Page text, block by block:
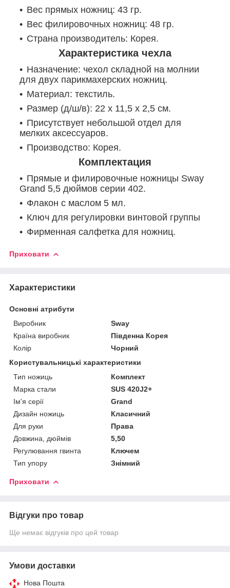
Вес прямых ножниц: 43 гр.
Вес филировочных ножниц: 48 гр.
Страна производитель: Корея.
Характеристика чехла
Назначение: чехол складной на молнии
для двух парикмахерских ножниц.
Материал: текстиль.
Размер (д/ш/в): 22 х 11,5 х 2,5 см.
Присутствует небольшой отдел для
мелких аксессуаров.
Производство: Корея.
Комплектация
Прямые и филировочные ножницы Sway
Grand 5,5 дюймов серии 402.
Флакон с маслом 5 мл.
Ключ для регулировки винтовой группы
Фирменная салфетка для ножниц.
Приховати
Характеристики
Основні атрибути
Виробник
Sway
Країна виробник
Південна Корея
Колір
Чорний
Користувальницькі характеристики
Тип ножиць
Комплект
Марка стали
SUS 420J2+
Ім'я серії
Grand
Дизайн ножиць
Класичний
Для руки
Права
Довжина, дюймів
5,50
Регулювання гвинта
Ключем
Тип упору
Знімний
Приховати
Відгуки про товар
Ще немає відгуків про цей товар
Умови доставки
Нова Пошта